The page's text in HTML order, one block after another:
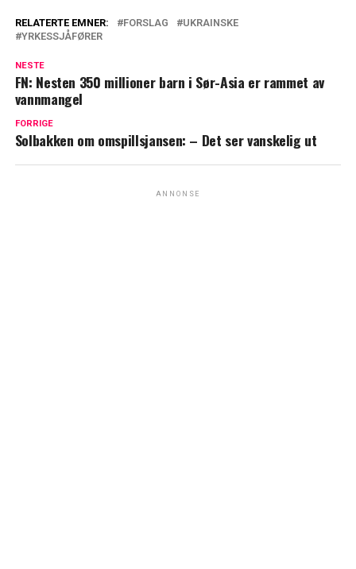
RELATERTE EMNER: FORSLAG
UKRAINSKE
YRKESSJÅFØRER
NESTE
FN: Nesten 350 millioner barn i Sør-Asia er rammet av
vannmangel
FORRIGE
Solbakken om omspillsjansen: – Det ser vanskelig ut
ANNONSE